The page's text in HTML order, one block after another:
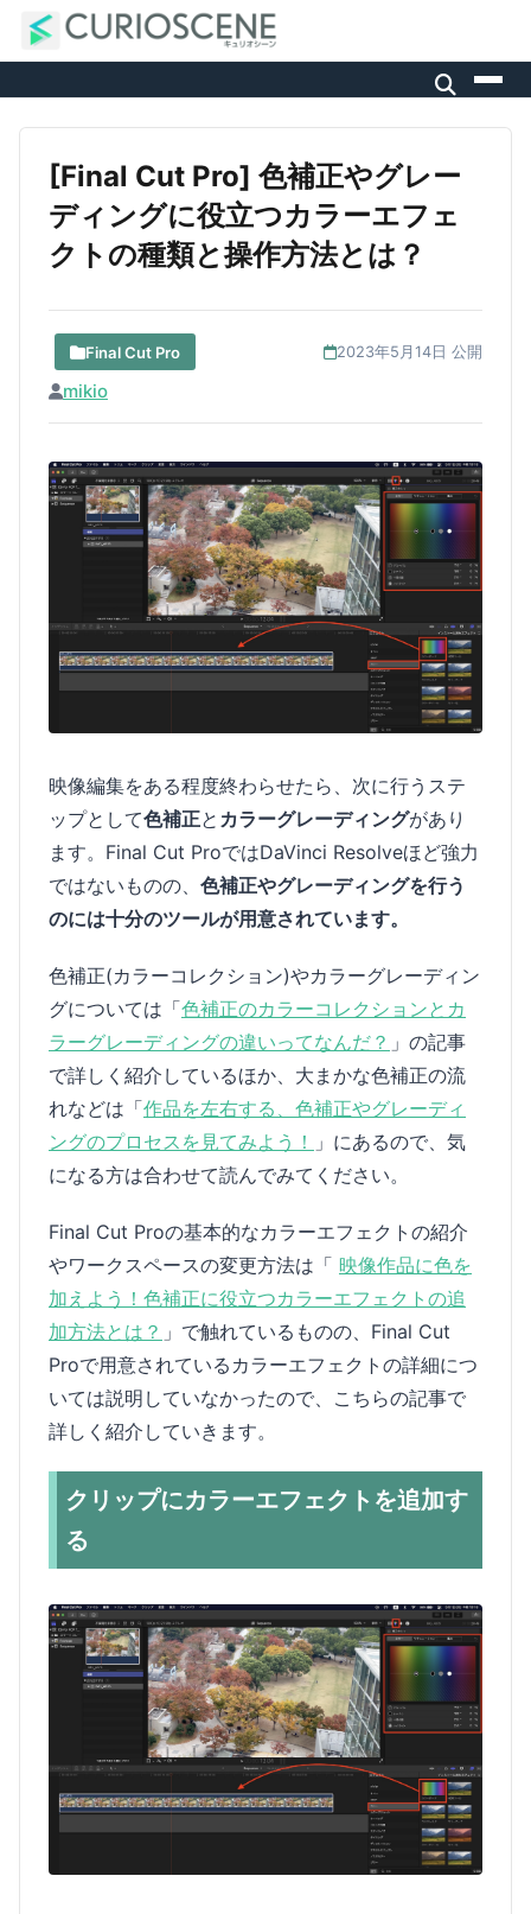
[Final Cut Pro] 色補正やグレー
ディングに役立つカラーエフェ
クトの種類と操作方法とは？
Final Cut Pro 2023年5月14日 公開
mikio
映像編集をある程度終わらせたら、次に行うステ
ップとして色補正と カラーグレーディングがあり
ます。Final Cut ProではDaVinci Resolveほど強力
ではないものの、 色補正やグレーディングを行う
のには十分のツールが用意されています。
色補正(カラーコレクション)やカラーグレーディン
グについては「色補正のカラーコレクションとカ
ラーグレーディングの違いってなんだ？ 」の記事
で詳しく紹介しているほか、大まかな色補正の流
れなどは「作品を左右する、色補正やグレーディ
ングのプロセスを見てみよう！
」にあるので、気
になる方は合わせて読んでみてください。
Final Cut Proの基本的なカラーエフェクトの紹介
やワークスペースの変更方法は「 映像作品に色を
加えよう！色補正に役立つカラーエフェクトの追
加方法とは？ 」で触れているものの、Final Cut
Proで用意されているカラーエフェクトの詳細につ
いては説明していなかったので、こちらの記事で
詳しく紹介していきます。
クリップにカラーエフェクトを追加す
る